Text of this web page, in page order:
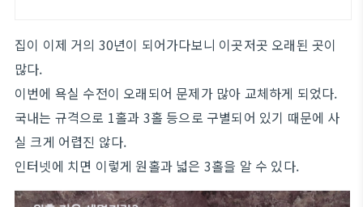
집이 이제 거의 30년이 되어가다보니 이곳저곳 오래된 곳이
많다.
이번에 욕실 수전이 오래되어 문제가 많아 교체하게 되었다.
국내는 규격으로 1홀과 3홀 등으로 구별되어 있기 때문에 사
실 크게 어렵진 않다.
인터넷에 치면 이렇게 원홀과 넓은 3홀을 알 수 있다.